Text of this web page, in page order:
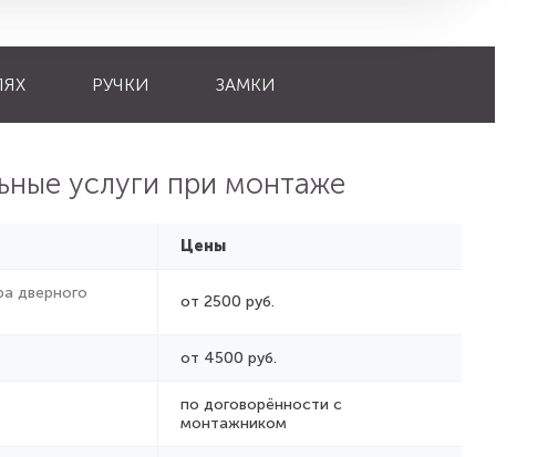
РУЧКИ ЗАМКИ
услуги при монтаже
Цены
дверного
от 2500 руб.
от 4500 руб.
по договорённости с
монтажником